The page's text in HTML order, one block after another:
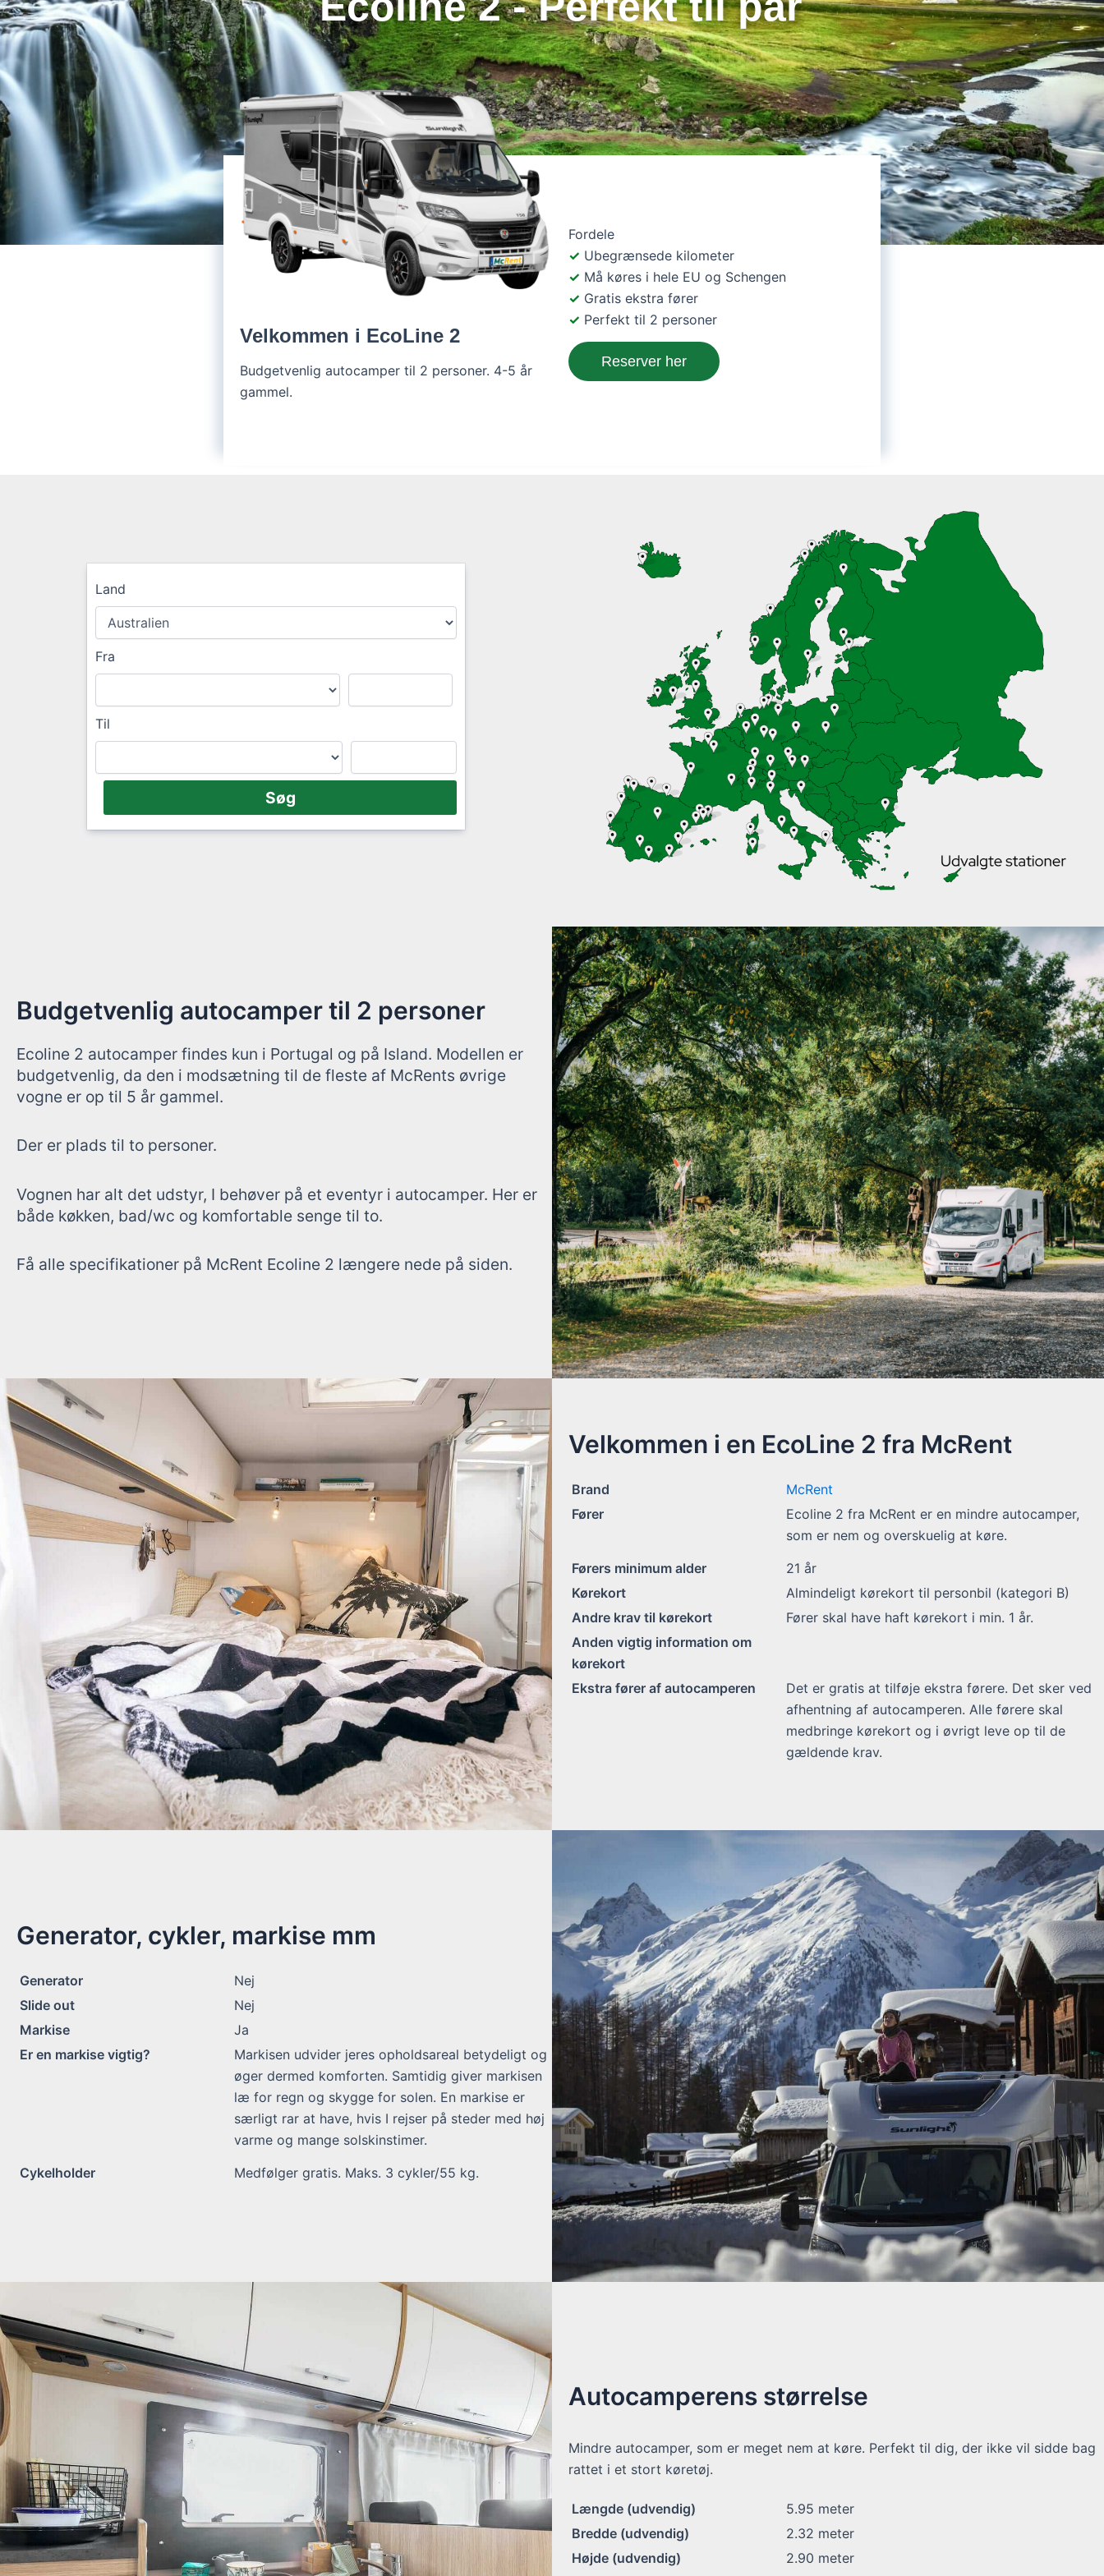
Velkommen i EcoLine 2
Budgetvenlig autocamper til 2 personer. 4-5 år
gammel.
Fordele
Ubegrænsede kilometer
Må køres i hele EU og Schengen
Gratis ekstra fører
Perfekt til 2 personer
Reserver her
Land
Fra
Til
Budgetvenlig autocamper til 2 personer
Ecoline 2 autocamper findes kun i Portugal og på Island. Modellen er
budgetvenlig, da den i modsætning til de fleste af McRents øvrige
vogne er op til 5 år gammel.
Der er plads til to personer.
Vognen har alt det udstyr, I behøver på et eventyr i autocamper. Her er
både køkken, bad/wc og komfortable senge til to.
Få alle specifikationer på McRent Ecoline 2 længere nede på siden.
Velkommen i en EcoLine 2 fra McRent
Brand
McRent
Fører
Ecoline 2 fra McRent er en mindre autocamper,
som er nem og overskuelig at køre.
Førers minimum alder
21 år
Kørekort
Almindeligt kørekort til personbil (kategori B)
Andre krav til kørekort
Fører skal have haft kørekort i min. 1 år.
Anden vigtig information om
kørekort
Ekstra fører af autocamperen
Det er gratis at tilføje ekstra førere. Det sker ved
afhentning af autocamperen. Alle førere skal
medbringe kørekort og i øvrigt leve op til de
gældende krav.
Generator, cykler, markise mm
Generator
Nej
Slide out
Nej
Markise
Ja
Er en markise vigtig?
Markisen udvider jeres opholdsareal betydeligt og
øger dermed komforten. Samtidig giver markisen
læ for regn og skygge for solen. En markise er
særligt rar at have, hvis I rejser på steder med høj
varme og mange solskinstimer.
Cykelholder
Medfølger gratis. Maks. 3 cykler/55 kg.
Autocamperens størrelse
Mindre autocamper, som er meget nem at køre. Perfekt til dig, der ikke vil sidde bag
rattet i et stort køretøj.
Længde (udvendig) 5.95 meter
Bredde (udvendig)
2.32 meter
Højde (udvendig)
2.90 meter